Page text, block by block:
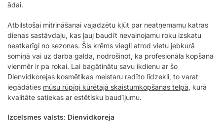
ādai.
Atbilstošai mitrināšanai vajadzētu kļūt par neatņemamu katras
dienas sastāvdaļu, kas ļauj baudīt nevainojamu roku izskatu
neatkarīgi no sezonas. Šis krēms viegli atrod vietu jebkurā
somiņā vai uz darba galda, nodrošinot, ka profesionāla kopšana
vienmēr ir pa rokai. Lai bagātinātu savu ikdienu ar šo
Dienvidkorejas kosmētikas meistaru radīto līdzekli, to varat
iegādāties mūsu rūpīgi kūrētajā skaistumkopšanas telpā, kurā
kvalitāte satiekas ar estētisku baudījumu.
Izcelsmes valsts: Dienvidkoreja